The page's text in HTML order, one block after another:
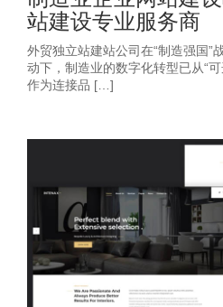
站建设专业服务商
外贸独立站建站公司在“制造强国”
动下，制造业的数字化转型已从“
作为连接品 […]